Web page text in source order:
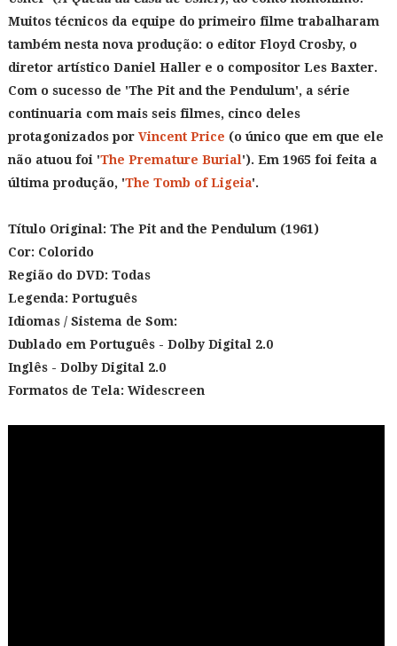
Muitos técnicos da equipe do primeiro filme trabalharam
também nesta nova produção: o editor Floyd Crosby, o
diretor artístico Daniel Haller e o compositor Les Baxter.
Com o sucesso de 'The Pit and the Pendulum', a série
continuaria com mais seis filmes, cinco deles
protagonizados por Vincent Price (o único que em que ele
não atuou foi 'The Premature Burial'). Em 1965 foi feita a
última produção, 'The Tomb of Ligeia'.
Título Original: The Pit and the Pendulum (1961)
Cor: Colorido
Região do DVD: Todas
Legenda: Português
Idiomas / Sistema de Som:
Dublado em Português - Dolby Digital 2.0
Inglês - Dolby Digital 2.0
Formatos de Tela: Widescreen